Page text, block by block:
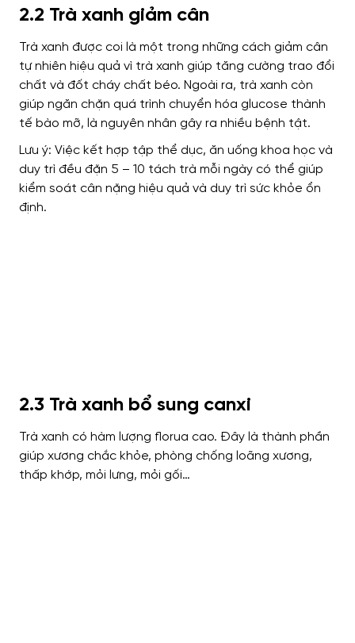
2.2 Trà xanh giảm cân
Trà xanh được coi là một trong những cách giảm cân
tự nhiên hiệu quả vì trà xanh giúp tăng cường trao đổi
chất và đốt cháy chất béo. Ngoài ra, trà xanh còn
giúp ngăn chặn quá trình chuyển hóa glucose thành
tế bào mỡ, là nguyên nhân gây ra nhiều bệnh tật.
Lưu ý: Việc kết hợp tập thể dục, ăn uống khoa học và
duy trì đều đặn 5 – 10 tách trà mỗi ngày có thể giúp
kiểm soát cân nặng hiệu quả và duy trì sức khỏe ổn
định.
2.3 Trà xanh bổ sung canxi
Trà xanh có hàm lượng florua cao. Đây là thành phần
giúp xương chắc khỏe, phòng chống loãng xương,
thấp khớp, mỏi lưng, mỏi gối…